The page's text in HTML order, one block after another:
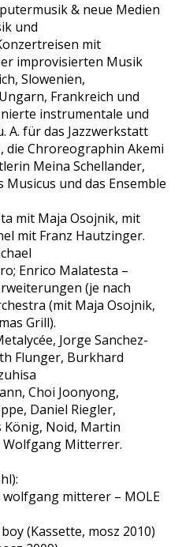
& neue Medien
und
mit
improvisierten Musik
Slowenien,
Frankreich und
instrumentale und
A. für das Jazzwerkstatt
die Chroreographin Akemi
Meina Schellander,
und das Ensemble
mit Maja Osojnik, mit
mit Franz Hautzinger.
Enrico Malatesta –
(je nach
(mit Maja Osojnik,
Grill).
Jorge Sanchez-
Flunger, Burkhard
Choi Joonyong,
Daniel Riegler,
Noid, Martin
Wolfgang Mitterrer.
mitterer – MOLE
(Kassette, mosz 2010)